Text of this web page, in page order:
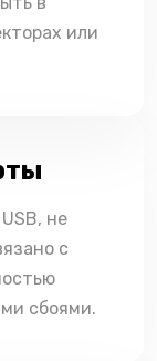
или
не
с
сбоями.